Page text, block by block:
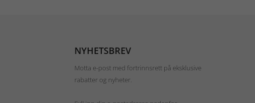
NYHETSBREV
Motta e-post med fortrinnsrett på eksklusive
rabatter og nyheter.